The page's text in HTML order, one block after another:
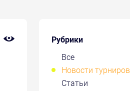
Рубрики
Все
Новости турниров
Статьи